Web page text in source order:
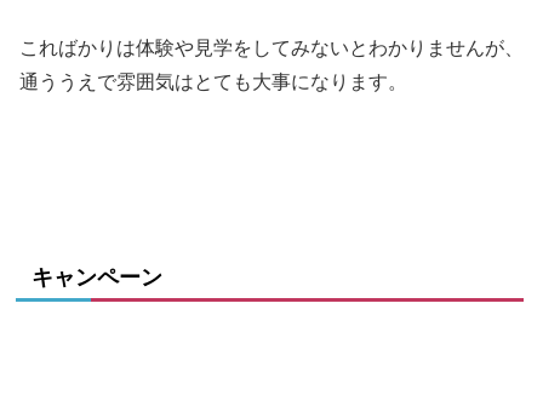
こればかりは体験や見学をしてみないとわかりませんが、
通ううえで雰囲気はとても大事になります。
キャンペーン